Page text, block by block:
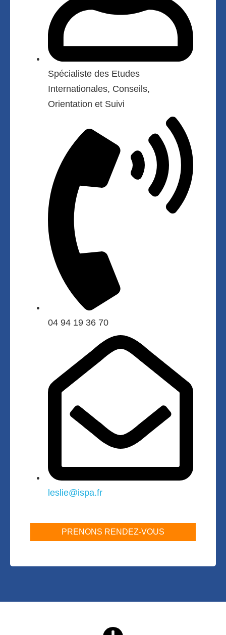
Spécialiste des Etudes
Internationales, Conseils,
Orientation et Suivi
04 94 19 36 70
leslie@ispa.fr
PRENONS RENDEZ-VOUS